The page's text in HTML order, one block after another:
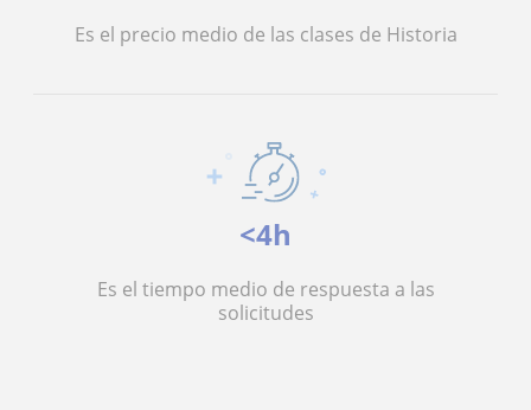
Es el precio medio de las clases de Historia
<4h
Es el tiempo medio de respuesta a las
solicitudes